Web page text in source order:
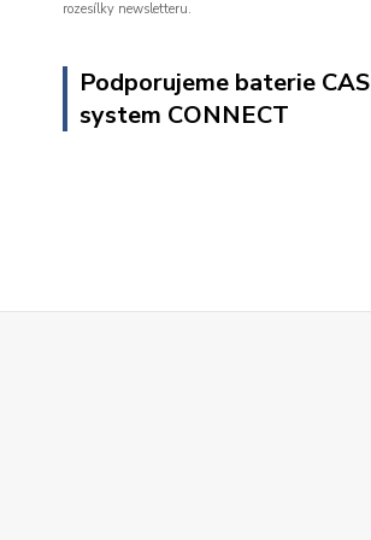
rozesílky newsletteru.
Podporujeme baterie CAS
system CONNECT